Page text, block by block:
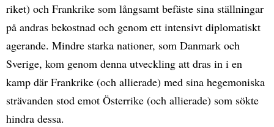
riket) och Frankrike som långsamt befäste sina ställningar
på andras bekostnad och genom ett intensivt diplomatiskt
agerande. Mindre starka nationer, som Danmark och
Sverige, kom genom denna utveckling att dras in i en
kamp där Frankrike (och allierade) med sina hegemoniska
strävanden stod emot Österrike (och allierade) som sökte
hindra dessa.